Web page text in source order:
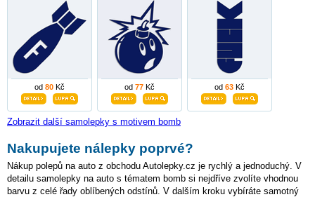
od 80 Kč od 77 Kč od 63 Kč
Zobrazit další samolepky s motivem bomb
Nakupujete nálepky poprvé?
Nákup polepů na auto z obchodu Autolepky.cz je rychlý a jednoduchý. V
detailu samolepky na auto s tématem bomb si nejdříve zvolíte vhodnou
barvu z celé řady oblíbených odstínů. V dalším kroku vybíráte samotný